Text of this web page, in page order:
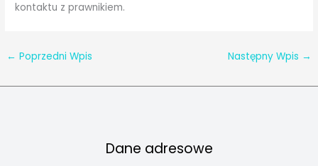
kontaktu z prawnikiem.
← Poprzedni Wpis Następny Wpis →
Dane adresowe